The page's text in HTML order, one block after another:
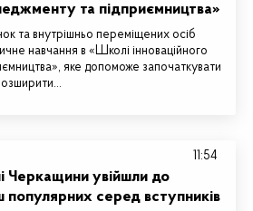
та підприємництва»
та внутрішньо переміщених осіб
навчання в «Школі інноваційного
яке допоможе започаткувати
Черкащини увійшли до
популярних серед вступників
11:54